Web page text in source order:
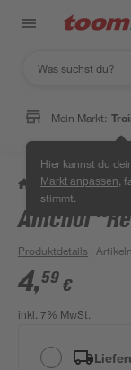
Mein Markt:
Hier kannst du
Markt anpassen ,
stimmt.
/ Garten &
Amchoi
Produktdetails |
4,59 €
inkl. 7% MwSt.